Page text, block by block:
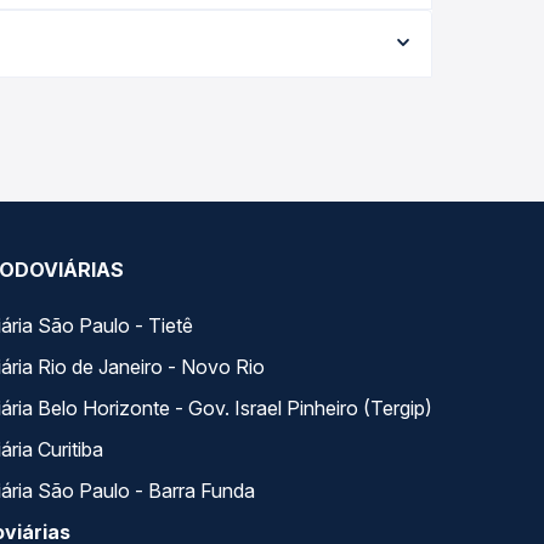
melhor oferta para o seu roteiro.
São Paulo - Tietê
Rio de Janeiro - Novo Rio
Belo Horizonte - Gov. Israel Pinheiro (Tergip)
Curitiba
São Paulo - Barra Funda